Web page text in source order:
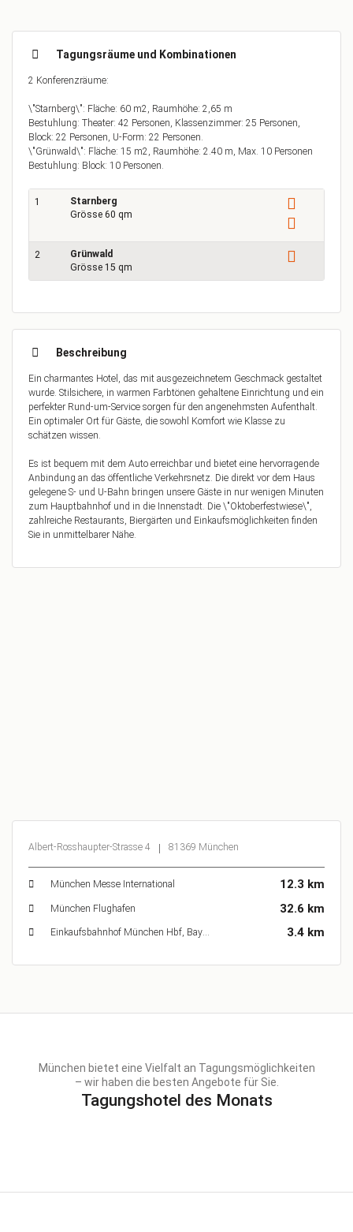
Tagungsräume und Kombinationen
2 Konferenzräume:
\"Starnberg\": Fläche: 60 m2, Raumhöhe: 2,65 m
Bestuhlung: Theater: 42 Personen, Klassenzimmer: 25 Personen,
Block: 22 Personen, U-Form: 22 Personen.
\"Grünwald\": Fläche: 15 m2, Raumhöhe: 2.40 m, Max. 10 Personen
Bestuhlung: Block: 10 Personen.
1
Starnberg
Grösse 60 qm
2
Grünwald
Grösse 15 qm
Beschreibung
Ein charmantes Hotel, das mit ausgezeichnetem Geschmack gestaltet
wurde. Stilsichere, in warmen Farbtönen gehaltene Einrichtung und ein
perfekter Rund-um-Service sorgen für den angenehmsten Aufenthalt.
Ein optimaler Ort für Gäste, die sowohl Komfort wie Klasse zu
schätzen wissen.
Es ist bequem mit dem Auto erreichbar und bietet eine hervorragende
Anbindung an das öffentliche Verkehrsnetz. Die direkt vor dem Haus
gelegene S- und U-Bahn bringen unsere Gäste in nur wenigen Minuten
zum Hauptbahnhof und in die Innenstadt. Die \"Oktoberfestwiese\",
zahlreiche Restaurants, Biergärten und Einkaufsmöglichkeiten finden
Sie in unmittelbarer Nähe.
Albert-Rosshaupter-Strasse 4 81369 München
München Messe International 12.3 km
München Flughafen 32.6 km
Einkaufsbahnhof München Hbf, Bayerstraße, München, Deutschland 3.4 km
München bietet eine Vielfalt an Tagungsmöglichkeiten
– wir haben die besten Angebote für Sie.
Tagungshotel des Monats